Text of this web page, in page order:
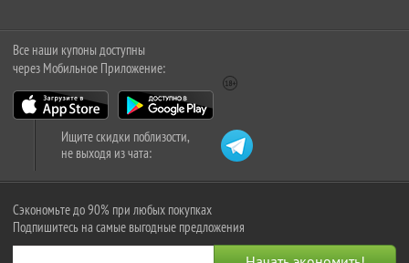
Все наши купоны доступны
через Мобильное Приложение:
Ищите скидки поблизости,
не выходя из чата:
Сэкономьте до 90% при любых покупках
Подпишитесь на самые выгодные предложения